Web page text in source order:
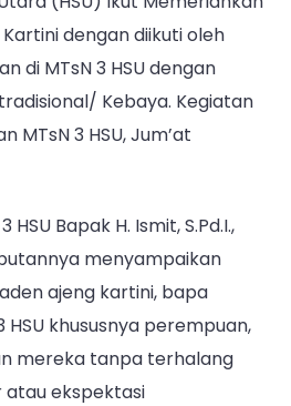
Memeriahkan
Peringatan
Hari
Ajeng
Kartini
dengan diikuti oleh
di MTsN 3 HSU dengan
Kebaya. Kegiatan
MTsN 3 HSU, Jum’at
HSU Bapak H. Ismit, S.Pd.I.,
menyampaikan
ajeng kartini, bapa
HSU khususnya perempuan,
mereka tanpa terhalang
ekspektasi